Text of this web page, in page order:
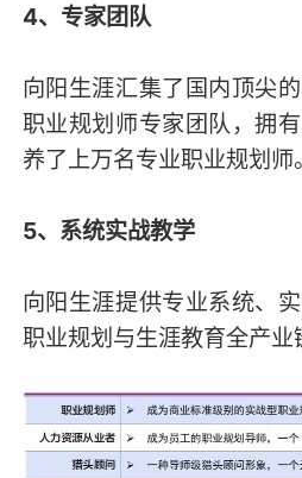
4、专家团队
向阳生涯汇集了国内顶尖
职业规划师专家团队，拥
养了上万名专业职业规划师。
5、系统实战教学
向阳生涯提供专业系统、
职业规划与生涯教育全产业